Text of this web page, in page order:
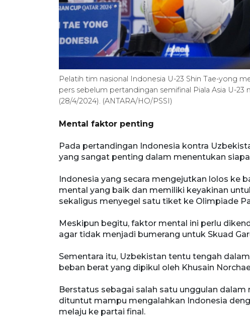
Pelatih tim nasional Indonesia U-23 Shin Tae-yong
pers sebelum pertandingan semifinal Piala Asia U-
(28/4/2024). (ANTARA/HO/PSSI)
Mental faktor penting
Pada pertandingan Indonesia kontra
yang sangat penting dalam menentukan
Indonesia yang secara mengejutkan lolos ke
mental yang baik dan memiliki keyakinan
sekaligus menyegel satu tiket ke Olimpiade
Meskipun begitu, faktor mental ini perlu
agar tidak menjadi bumerang untuk Skuad
Sementara itu, Uzbekistan tentu tengah
beban berat yang dipikul oleh Khusain
Berstatus sebagai salah satu unggulan
dituntut mampu mengalahkan Indonesia
melaju ke partai final.